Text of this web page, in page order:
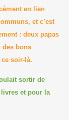
en lien
et c’est
: deux papas
des bons
soir-là.
sortir de
et pour la